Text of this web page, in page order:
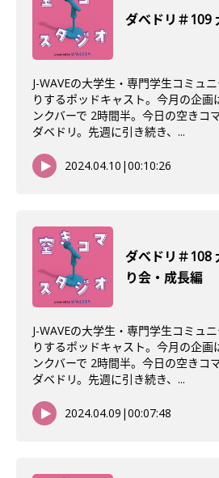
ダべドリ＃109
J-WAVEの大学生・専門学生コミュ
りするポッドキャスト。今月の企画
ンクバーで 2時間半。今日の空きコ
ダベドリ。先週に引き続き、...
2024.04.10 |00:10:26
ダべドリ＃108
り会・成長編
J-WAVEの大学生・専門学生コミュ
りするポッドキャスト。今月の企画
ンクバーで 2時間半。今日の空きコ
ダベドリ。先週に引き続き、...
2024.04.09 |00:07:48